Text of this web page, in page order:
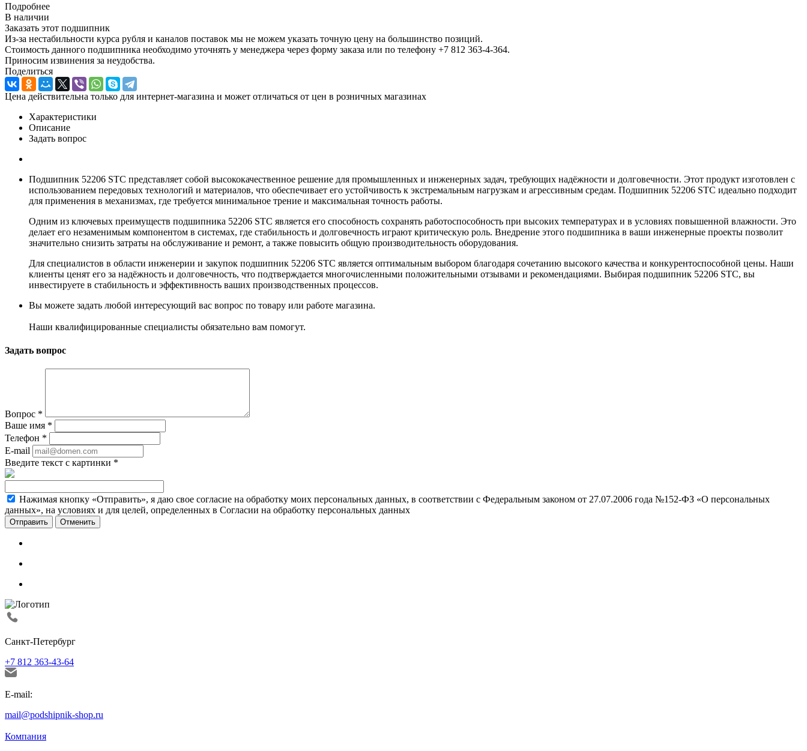
Подробнее
В наличии
Заказать этот подшипник
Из-за нестабильности курса рубля и каналов поставок мы не можем указать точную цену на большинство позиций.
Стоимость данного подшипника необходимо уточнять у менеджера через форму заказа или по телефону +7 812 363-4-364.
Приносим извинения за неудобства.
Поделиться
Цена действительна только для интернет-магазина и может отличаться от цен в розничных магазинах
Характеристики
Описание
Задать вопрос
Подшипник 52206 STC представляет собой высококачественное решение для промышленных и инженерных задач, требующих надёжности и долговечности. Этот продукт изготовлен с
использованием передовых технологий и материалов, что обеспечивает его устойчивость к экстремальным нагрузкам и агрессивным средам. Подшипник 52206 STC идеально подходит
для применения в механизмах, где требуется минимальное трение и максимальная точность работы.
Одним из ключевых преимуществ подшипника 52206 STC является его способность сохранять работоспособность при высоких температурах и в условиях повышенной влажности. Это
делает его незаменимым компонентом в системах, где стабильность и долговечность играют критическую роль. Внедрение этого подшипника в ваши инженерные проекты позволит
значительно снизить затраты на обслуживание и ремонт, а также повысить общую производительность оборудования.
Для специалистов в области инженерии и закупок подшипник 52206 STC является оптимальным выбором благодаря сочетанию высокого качества и конкурентоспособной цены. Наши
клиенты ценят его за надёжность и долговечность, что подтверждается многочисленными положительными отзывами и рекомендациями. Выбирая подшипник 52206 STC, вы
инвестируете в стабильность и эффективность ваших производственных процессов.
Вы можете задать любой интересующий вас вопрос по товару или работе магазина.
Наши квалифицированные специалисты обязательно вам помогут.
Задать вопрос
Вопрос *
Ваше имя *
Телефон *
E-mail
Введите текст с картинки *
Нажимая кнопку «Отправить», я даю свое согласие на обработку моих персональных данных, в соответствии с Федеральным законом от 27.07.2006 года №152-ФЗ «О персональных
данных», на условиях и для целей, определенных в Согласии на обработку персональных данных
Отменить
Санкт-Петербург
+7 812 363-43-64
E-mail:
mail@podshipnik-shop.ru
Компания